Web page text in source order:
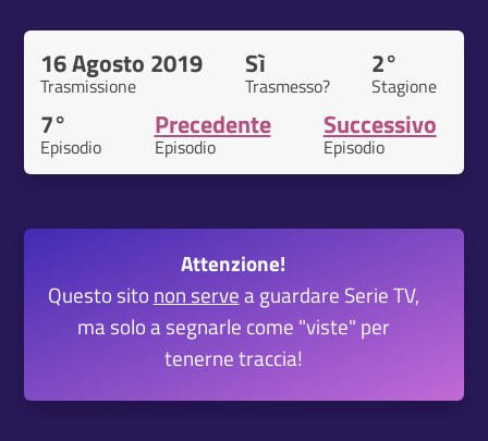
16 Agosto 2019
Trasmissione
Sì
Trasmesso?
2°
Stagione
7°
Episodio
Precedente
Episodio
Successivo
Episodio
Attenzione!
Questo sito non servea guardare Serie TV,
ma solo a segnarle come "viste" per
tenerne traccia!